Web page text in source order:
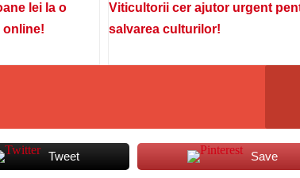
lei la o
online!
Viticultorii cer ajutor urgent
salvarea culturilor!
Tweet Save